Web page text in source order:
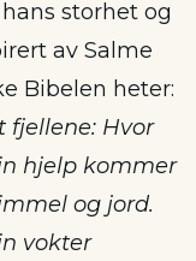
storhet og
av Salme
Bibelen heter:
fjellene: Hvor
hjelp kommer
og jord.
vokter